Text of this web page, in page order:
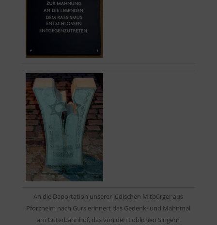
An die Deportation unserer jüdischen Mitbürger aus
Pforzheim nach Gurs erinnert das Gedenk- und Mahnmal
am Güterbahnhof, das von den Löblichen Singern